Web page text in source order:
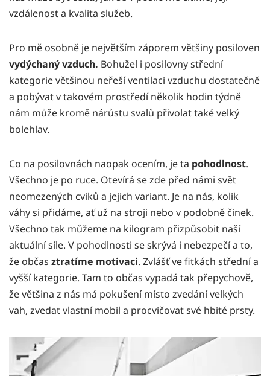
vzdálenost a kvalita služeb.
Pro mě osobně je největším záporem většiny posiloven
vydýchaný vzduch. Bohužel i posilovny střední
kategorie většinou neřeší ventilaci vzduchu dostatečně
a pobývat v takovém prostředí několik hodin týdně
nám může kromě nárůstu svalů přivolat také velký
bolehlav.
Co na posilovnách naopak ocením, je ta pohodlnost.
Všechno je po ruce. Otevírá se zde před námi svět
neomezených cviků a jejich variant. Je na nás, kolik
váhy si přidáme, ať už na stroji nebo v podobně činek.
Všechno tak můžeme na kilogram přizpůsobit naší
aktuální síle. V pohodlnosti se skrývá i nebezpečí a to,
že občas ztratíme motivaci. Zvlášť ve fitkách střední a
vyšší kategorie. Tam to občas vypadá tak přepychově,
že většina z nás má pokušení místo zvedání velkých
vah, zvedat vlastní mobil a procvičovat své hbité prsty.